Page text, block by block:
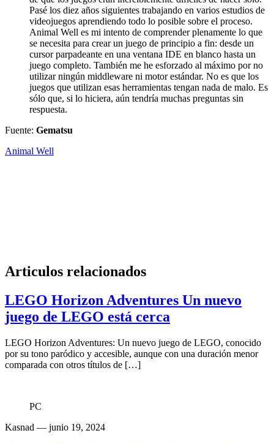
Pasé los diez años siguientes trabajando en varios estudios de
videojuegos aprendiendo todo lo posible sobre el proceso.
Animal Well es mi intento de comprender plenamente lo que
se necesita para crear un juego de principio a fin: desde un
cursor parpadeante en una ventana IDE en blanco hasta un
juego completo. También me he esforzado al máximo por no
utilizar ningún middleware ni motor estándar. No es que los
juegos que utilizan esas herramientas tengan nada de malo. Es
sólo que, si lo hiciera, aún tendría muchas preguntas sin
respuesta.
Fuente: Gematsu
Animal Well
Articulos relacionados
LEGO Horizon Adventures Un nuevo
juego de LEGO está cerca
LEGO Horizon Adventures: Un nuevo juego de LEGO, conocido
por su tono paródico y accesible, aunque con una duración menor
comparada con otros títulos de […]
PC
Kasnad — junio 19, 2024